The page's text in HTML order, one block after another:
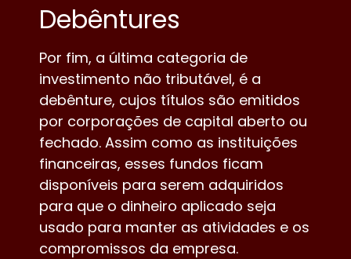
Debêntures
Por fim, a última categoria de
investimento não tributável, é a
debênture, cujos títulos são emitidos
por corporações de capital aberto ou
fechado. Assim como as instituições
financeiras, esses fundos ficam
disponíveis para serem adquiridos
para que o dinheiro aplicado seja
usado para manter as atividades e os
compromissos da empresa.